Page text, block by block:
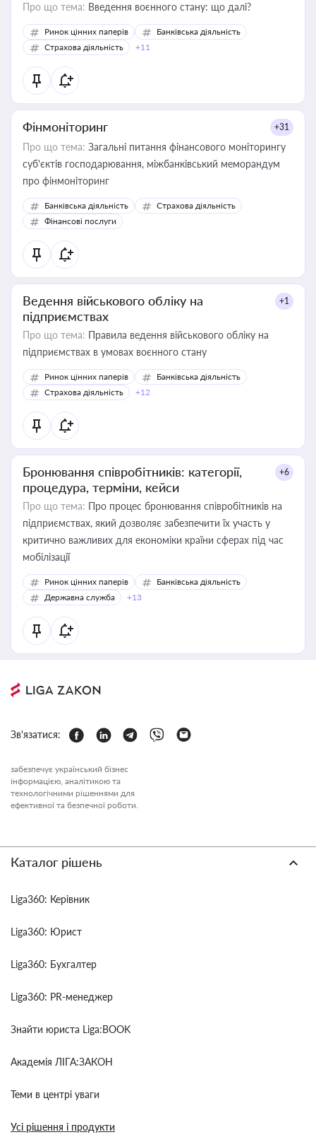
Про що тема: Введення воєнного стану: що далі?
Ринок цінних паперів
Банківська діяльність
Страхова діяльність
+11
Фінмоніторинг +31
Про що тема: Загальні питання фінансового моніторингу
суб'єктів господарювання, міжбанківський меморандум
про фінмоніторинг
Банківська діяльність
Страхова діяльність
Фінансові послуги
Ведення військового обліку на
підприємствах
+1
Про що тема: Правила ведення військового обліку на
підприємствах в умовах воєнного стану
Ринок цінних паперів
Банківська діяльність
Страхова діяльність
+12
Бронювання співробітників: категорії,
процедура, терміни, кейси
+6
Про що тема: Про процес бронювання співробітників на
підприємствах, який дозволяє забезпечити їх участь у
критично важливих для економіки країни сферах під час
мобілізації
Ринок цінних паперів
Банківська діяльність
Державна служба
+13
Зв'язатися:
забезпечує український бізнес
інформацією, аналітикою та
технологічними рішеннями для
ефективної та безпечної роботи.
Каталог рішень
Liga360: Керівник
Liga360: Юрист
Liga360: Бухгалтер
Liga360: PR-менеджер
Знайти юриста Liga:BOOK
Академія ЛІГА:ЗАКОН
Теми в центрі уваги
Усі рішення і продукти